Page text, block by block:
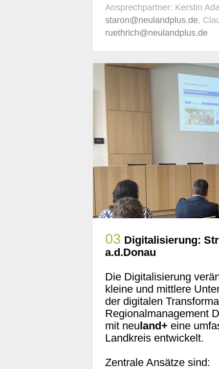
Ansprechpartner: Kerstin
staron@neulandplus.de,
ruethrich@neulandplus.de
03 Digitalisierung:
a.d.Donau
Die Digitalisierung
kleine und mittlere
der digitalen
Regionalmanagement
mit neuland+ eine
Landkreis entwickelt.
Zentrale Ansätze sind: